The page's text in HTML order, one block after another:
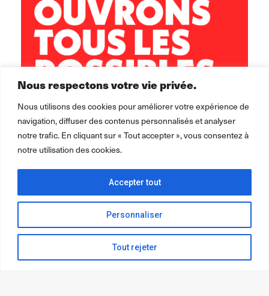
Nous respectons votre vie privée.
Nous utilisons des cookies pour améliorer votre expérience de
navigation, diffuser des contenus personnalisés et analyser
notre trafic. En cliquant sur « Tout accepter », vous consentez à
notre utilisation des cookies.
Personnaliser
Tout rejeter
Accepter tout
Léo Lagrange Animationpour la collectivité.